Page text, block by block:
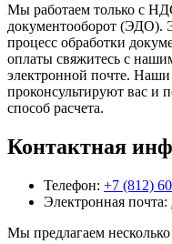
Мы работаем только с
документооборот (ЭДО).
процесс обработки
оплаты свяжитесь с
электронной почте.
проконсультируют вас и
способ расчета.
Контактная
Телефон: +7 (812)
Электронная почта:
Мы предлагаем